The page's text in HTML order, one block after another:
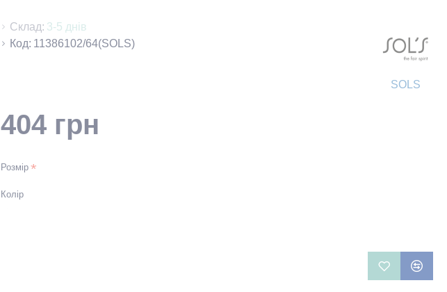
Склад: 3-5 днів
Код: 11386102/64(SOLS)
SOLS
404 грн
Розмір
Колір